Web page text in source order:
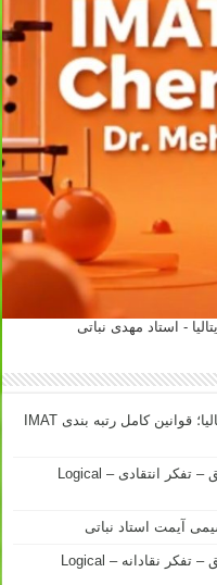
نحوه رتبه بندی داوطلبان در آزمون آیمت ایتالیا؛ قوانین کامل رتبه بندی IMAT
نمونه سوالات آیمت ایتالیا – استدلال و منطق – تفکر انتقادی – Logical
آیمت استاد نباتی
نمونه سوالات آیمت ایتالیا – استدلال و منطق – تفکر نقادانه – Logical